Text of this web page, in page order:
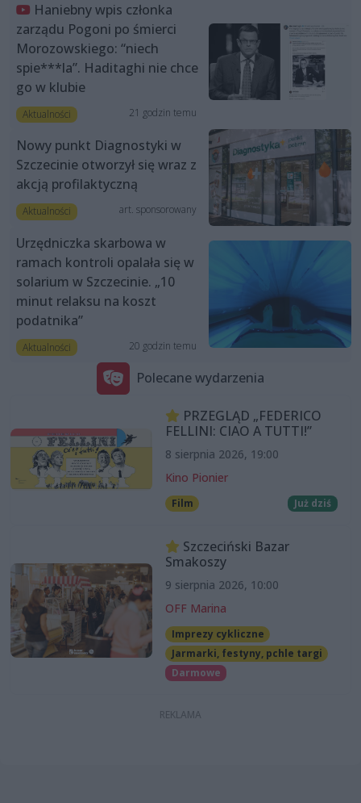
Haniebny wpis członka
zarządu Pogoni po śmierci
Morozowskiego: “niech
spie***la”. Haditaghi nie chce
go w klubie
Aktualności 21 godzin temu
Nowy punkt Diagnostyki w
Szczecinie otworzył się wraz z
akcją profilaktyczną
Aktualności art. sponsorowany
Urzędniczka skarbowa w
ramach kontroli opalała się w
solarium w Szczecinie. „10
minut relaksu na koszt
podatnika”
Aktualności 20 godzin temu
Polecane wydarzenia
PRZEGLĄD „FEDERICO
FELLINI: CIAO A TUTTI!”
8 sierpnia 2026, 19:00
Kino Pionier
Film Już dziś
Szczeciński Bazar
Smakoszy
9 sierpnia 2026, 10:00
OFF Marina
Imprezy cykliczne
Jarmarki, festyny, pchle targi
Darmowe